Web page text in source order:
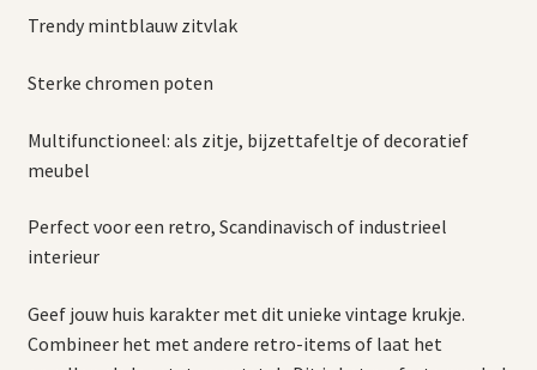
Trendy mintblauw zitvlak
Sterke chromen poten
Multifunctioneel: als zitje, bijzettafeltje of decoratief
meubel
Perfect voor een retro, Scandinavisch of industrieel
interieur
Geef jouw huis karakter met dit unieke vintage krukje.
Combineer het met andere retro-items of laat het